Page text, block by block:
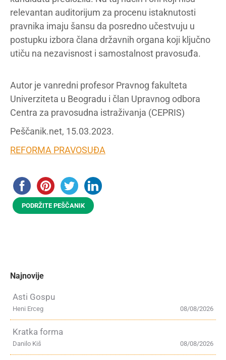
relevantan auditorijum za procenu istaknutosti
pravnika imaju šansu da posredno učestvuju u
postupku izbora člana državnih organa koji ključno
utiču na nezavisnost i samostalnost pravosuđa.
Autor je vanredni profesor Pravnog fakulteta
Univerziteta u Beogradu i član Upravnog odbora
Centra za pravosudna istraživanja (CEPRIS)
Peščanik.net, 15.03.2023.
REFORMA PRAVOSUĐA
PODRŽITE PEŠČANIK
Najnovije
Asti Gospu
08/08/2026
Heni Erceg
Kratka forma
08/08/2026
Danilo Kiš